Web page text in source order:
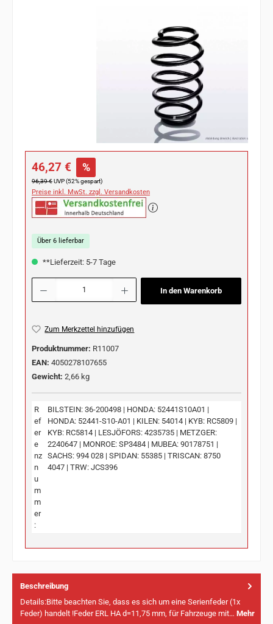
Verkaufspreis:
46,27 € %
Regulärer Preis:
96,39 €UVP (52% gespart)
Preise inkl. MwSt. zzgl. Versandkosten
Über 6 lieferbar
**Lieferzeit: 5-7 Tage
Produkt Anzahl: Gib den gewünschten Wert ein oder benutze die Schaltflächen
In den Warenkorb
Zum Merkzettel hinzufügen
Produktnummer: R11007
EAN: 4050278107655
Gewicht: 2,66 kg
R
ef
er
e
nz
n
u
m
m
er
:
BILSTEIN: 36-200498 | HONDA: 52441S10A01 |
HONDA: 52441-S10-A01 | KILEN: 54014 | KYB: RC5809 |
KYB: RC5814 | LESJÖFORS: 4235735 | METZGER:
2240647 | MONROE: SP3484 | MUBEA: 90178751 |
SACHS: 994 028 | SPIDAN: 55385 | TRISCAN: 8750
4047 | TRW: JCS396
Beschreibung
Details:Bitte beachten Sie, dass es sich um eine Serienfeder (1x
Feder) handelt !Feder ERL HA d=11,75 mm, für Fahrzeuge mit… Mehr